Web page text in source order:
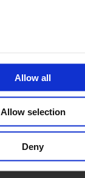
Allow all
Allow selection
Deny